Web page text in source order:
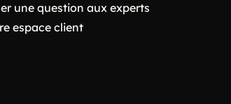
une question aux experts
espace client